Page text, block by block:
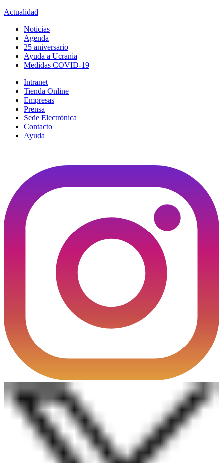
Actualidad
Noticias
Agenda
25 aniversario
Ayuda a Ucrania
Medidas COVID-19
Intranet
Tienda Online
Empresas
Prensa
Sede Electrónica
Contacto
Ayuda